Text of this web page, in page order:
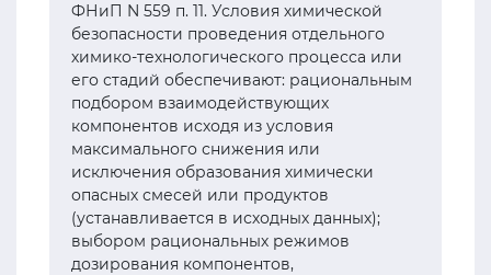
ФНиП N 559 п. 11. Условия химической
безопасности проведения отдельного
химико-технологического процесса или
его стадий обеспечивают: рациональным
подбором взаимодействующих
компонентов исходя из условия
максимального снижения или
исключения образования химически
опасных смесей или продуктов
(устанавливается в исходных данных);
выбором рациональных режимов
дозирования компонентов,